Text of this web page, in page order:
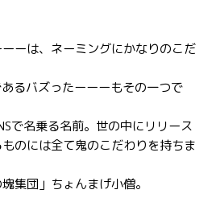
ーは、ネーミングにかなりのこだ
るバズったーーーもその一つで
で名乗る名前。世の中にリリース
のには全て鬼のこだわりを持ちま
集団」ちょんまげ小僧。